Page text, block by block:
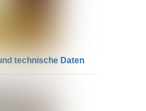
technische Daten